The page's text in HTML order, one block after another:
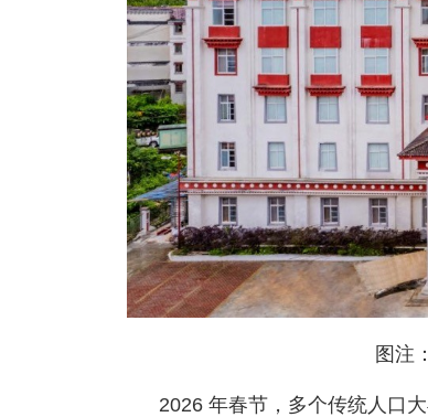
图注
2026 年春节，多个传统人口大